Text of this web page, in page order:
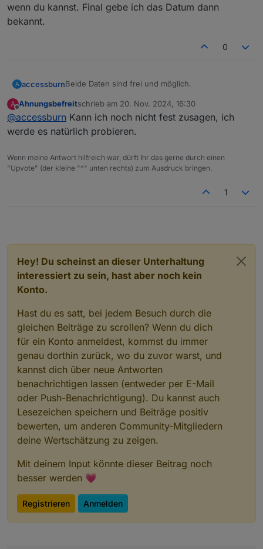
wenn du kannst. Final gebe ich das Datum dann
bekannt.
0
A accessburnBeide Daten sind frei und möglich.
@chris299 und@ Ahnungsbefreit, möchtet ihr
nochmal schauen ob es evtl. am 18.01. oder 25.01.
möglich wäre?
A Ahnungsbefreitschrieb am 20. Nov. 2024, 16:30
zuletzt editiert von
@accessburn Kann ich noch nicht fest zusagen, ich
werde es natürlich probieren.
Wenn meine Antwort hilfreich war, dürft Ihr das gerne durch einen
"Upvote" (der kleine "^" unten rechts) zum Ausdruck bringen.
1
Hey! Du scheinst an dieser Unterhaltung
interessiert zu sein, hast aber noch kein
Konto.
Hast du es satt, bei jedem Besuch durch die
gleichen Beiträge zu scrollen? Wenn du dich
für ein Konto anmeldest, kommst du immer
genau dorthin zurück, wo du zuvor warst, und
kannst dich über neue Antworten
benachrichtigen lassen (entweder per E-Mail
oder Push-Benachrichtigung). Du kannst auch
Lesezeichen speichern und Beiträge positiv
bewerten, um anderen Community-Mitgliedern
deine Wertschätzung zu zeigen.
Mit deinem Input könnte dieser Beitrag noch
besser werden 💗
Registrieren Anmelden